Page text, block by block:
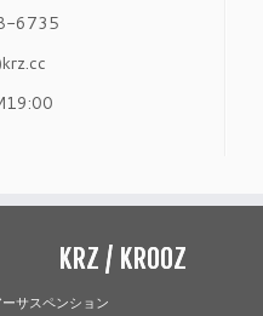
6735
KRZ / KROOZ
サスペンション